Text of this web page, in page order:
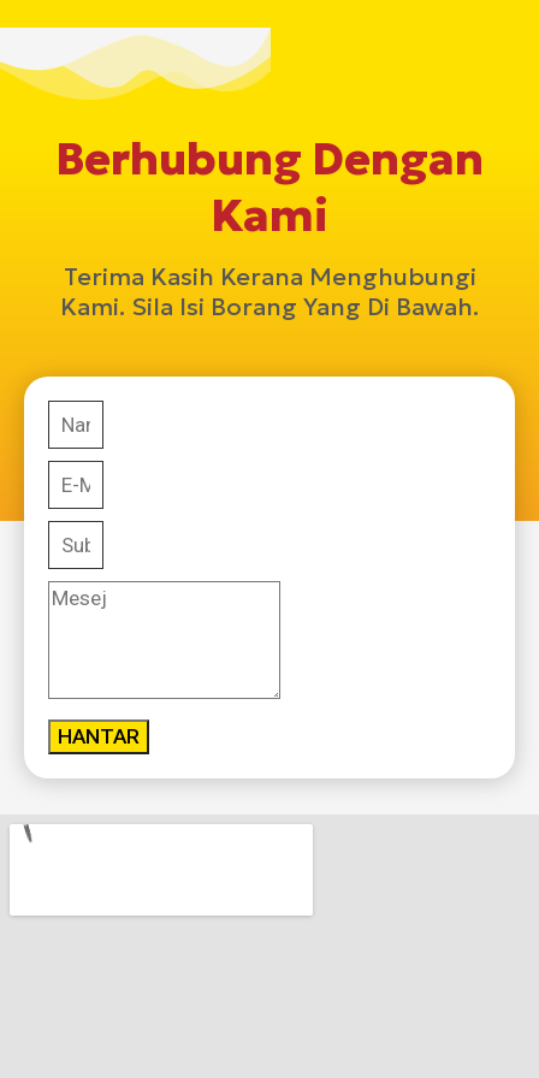
Berhubung Dengan
Kami
Terima Kasih Kerana Menghubungi
Kami. Sila Isi Borang Yang Di Bawah.
HANTAR